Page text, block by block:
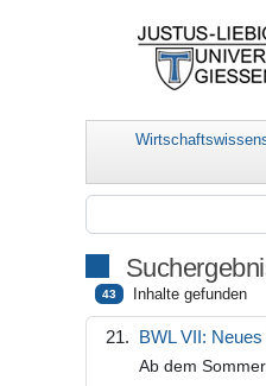
43 Inhalte gefunden
BWL VII:
Ab dem